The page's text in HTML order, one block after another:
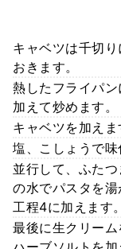
キャベツは千切
おきます。
熱したフライパ
加えて炒めます。
キャベツを加えま
塩、こしょうで味
並行して、ふた
の水でパスタを湯
工程4に加えます。
最後に生クリー